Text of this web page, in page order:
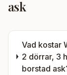
ask
Vad kostar
2 dörrar, 3
borstad ask